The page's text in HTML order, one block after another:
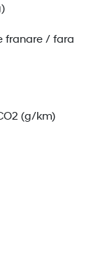
franare / fara
(g/km)